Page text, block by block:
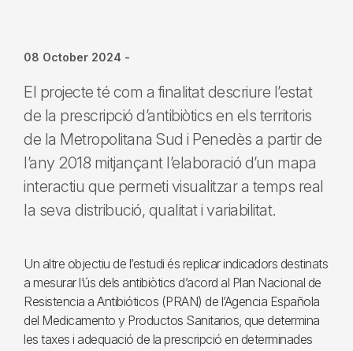
08 October 2024 -
El projecte té com a finalitat descriure l’estat
de la prescripció d’antibiòtics en els territoris
de la Metropolitana Sud i Penedès a partir de
l’any 2018 mitjançant l’elaboració d’un mapa
interactiu que permeti visualitzar a temps real
la seva distribució, qualitat i variabilitat.
Un altre objectiu de l’estudi és replicar indicadors destinats
a mesurar l’ús dels antibiòtics d’acord al Plan Nacional de
Resistencia a Antibióticos (PRAN) de l’Agencia Española
del Medicamento y Productos Sanitarios, que determina
les taxes i adequació de la prescripció en determinades